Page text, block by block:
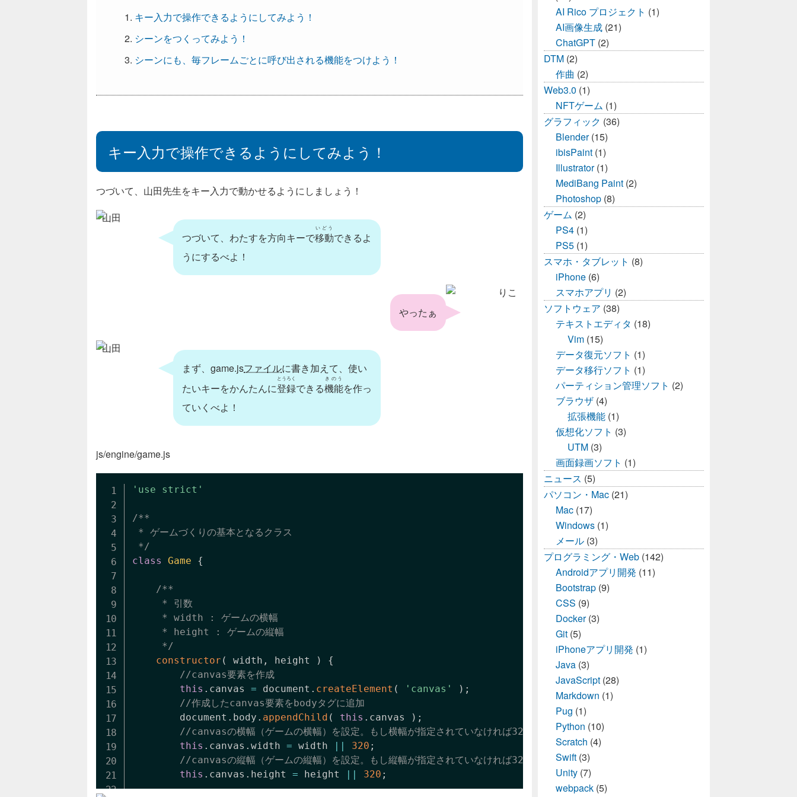
キー入力で操作できるようにしてみよう！
シーンをつくってみよう！
シーンにも、毎フレームごとに呼び出される機能をつけよう！
キー入力で操作できるようにしてみよう！
つづいて、山田先生をキー入力で動かせるようにしましょう！
山田
つづいて、わたすを方向キーで移動
いどう
できるよ
うにするべよ！
りこ
やったぁ
山田
まず、game.jsファイルに書き加えて、使い
たいキーをかんたんに登録
とうろく
できる機能
きのう
を作っ
ていくべよ！
js/engine/game.js
'use strict'
/**
* ゲームづくりの基本となるクラス
*/
class
Game {
/**
	 */
constructor ( width , height )
{
//canvas要素を作成
this . canvas = document . createElement ( 'canvas' ) ;
//作成したcanvas要素をbodyタグに追加
		document
. body . appendChild ( this . canvas ) ;
//canvasの横幅（ゲームの横幅）を設定。もし横幅が指定されていなければ320を代入
this . canvas . width = width || 320 ;
//canvasの縦幅（ゲームの縦幅）を設定。もし縦幅が指定されていなければ320を代入
this . canvas . height = height || 320 ;
AI Rico プロジェクト (1)
AI画像生成 (21)
ChatGPT (2)
DTM (2)
作曲 (2)
Web3.0 (1)
NFTゲーム (1)
グラフィック (36)
Blender(15)
ibisPaint (1)
Illustrator(1)
MediBang Paint (2)
Photoshop (8)
ゲーム (2)
PS4 (1)
PS5 (1)
スマホ・タブレット (8)
iPhone (6)
スマホアプリ (2)
ソフトウェア (38)
テキストエディタ (18)
Vim (15)
データ復元ソフト (1)
データ移行ソフト (1)
パーティション管理ソフト (2)
ブラウザ (4)
拡張機能 (1)
仮想化ソフト (3)
UTM (3)
画面録画ソフト (1)
ニュース (5)
パソコン・Mac (21)
Mac (17)
Windows (1)
メール (3)
プログラミング・Web (142)
Androidアプリ開発 (11)
Bootstrap (9)
CSS (9)
Docker(3)
Git (5)
iPhoneアプリ開発 (1)
Java (3)
JavaScript (28)
Markdown (1)
Pug (1)
Python (10)
Scratch (4)
Swift (3)
Unity (7)
webpack (5)